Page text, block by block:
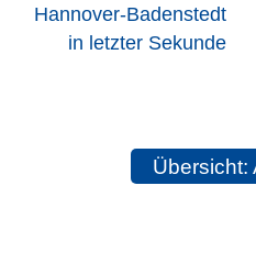
Hannover-Badenstedt
in letzter Sekunde
Übersicht: